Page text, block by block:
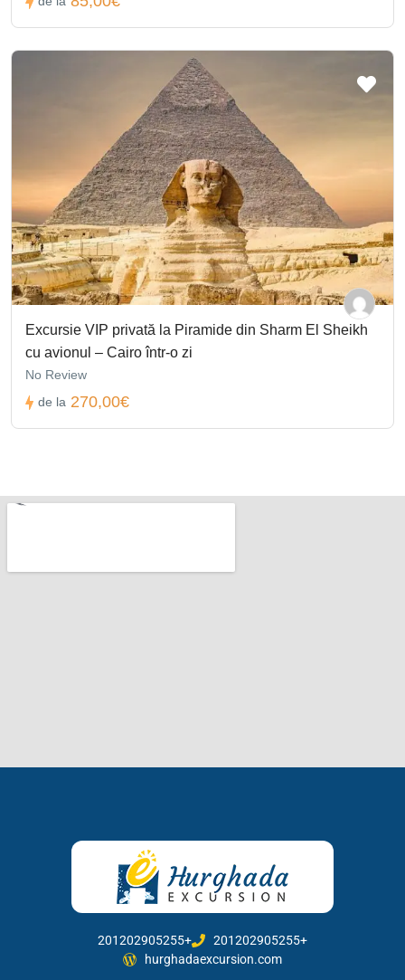
Excursie VIP privată la Piramide din Sharm El Sheikh
cu avionul – Cairo într-o zi
No Review
de la 270,00€
201202905255+
201202905255+
hurghadaexcursion.com